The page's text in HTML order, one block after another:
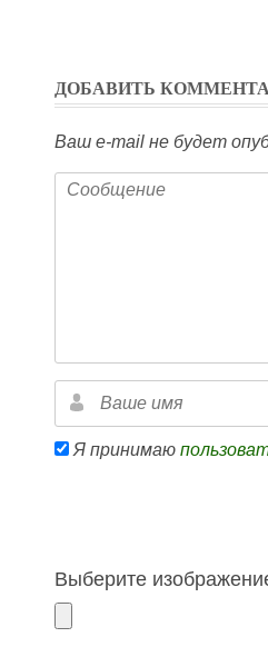
ДОБАВИТЬ
Ваш e-mail не будет
Я принимаю
Выберите